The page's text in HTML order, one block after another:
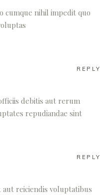
cumque nihil impedit quo
REPLY
debitis aut rerum
repudiandae sint
REPLY
reiciendis voluptatibus